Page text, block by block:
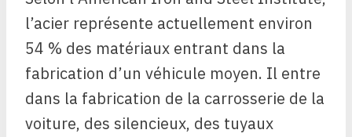
l’acier représente actuellement environ
54 % des matériaux entrant dans la
fabrication d’un véhicule moyen. Il entre
dans la fabrication de la carrosserie de la
voiture, des silencieux, des tuyaux